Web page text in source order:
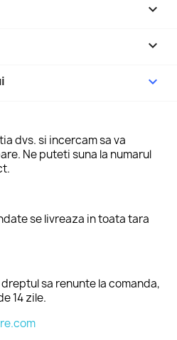


keyboard_arrow_down
dvs. si incercam sa va
Ne puteti suna la numarul
se livreaza in toata tara
sa renunte la comanda,
14 zile.